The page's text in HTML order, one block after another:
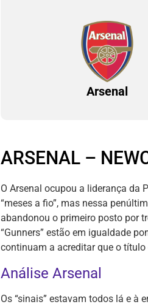
Arsenal
ARSENAL –
O Arsenal ocupou a liderança da
“meses a fio”, mas nessa
abandonou o primeiro posto por
“Gunners” estão em igualdade
continuam a acreditar que o título
Análise Arsenal
Os “sinais” estavam todos lá e à